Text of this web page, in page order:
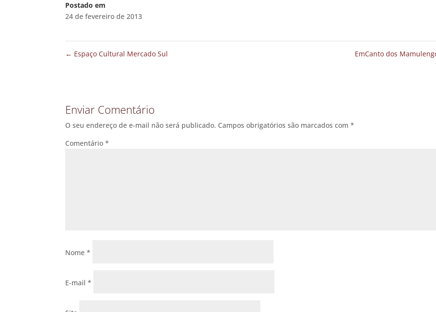
Postado em
24 de fevereiro de 2013
← Espaço Cultural Mercado Sul EmCanto dos
Enviar Comentário
O seu endereço de e-mail não será publicado. Campos obrigatórios são marcados com*
Comentário*
Nome*
E-mail*